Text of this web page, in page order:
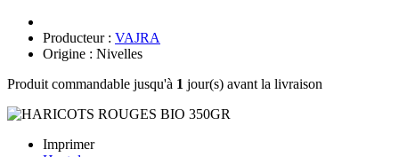
Producteur : VAJRA
Origine : Nivelles
Produit commandable jusqu'à 1 jour(s) avant la livraison
Imprimer